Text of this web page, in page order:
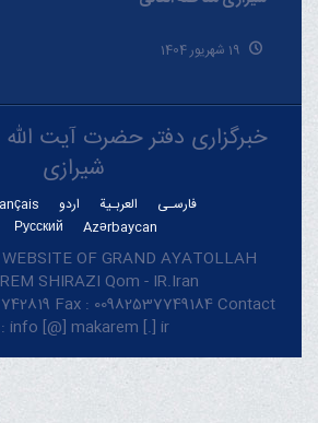
19 شهریور 1404
خبرگزاری دفتر حضرت آیت
شیرازی
فارسـی العربـیة اردو
Azərbaycan
Русский
OF GRAND AYATOLLAH
SHIRAZI Qom - IR.Iran.
Fax : 00982537749184 Contact
info [@] makarem [.] ir